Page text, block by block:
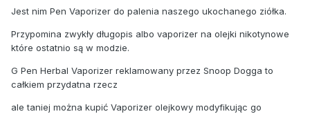
Jest nim Pen Vaporizer do palenia naszego ukochanego ziółka.
Przypomina zwykły długopis albo vaporizer na olejki nikotynowe
które ostatnio są w modzie.
G Pen Herbal Vaporizer reklamowany przez Snoop Dogga to
całkiem przydatna rzecz
ale taniej można kupić Vaporizer olejkowy modyfikując go